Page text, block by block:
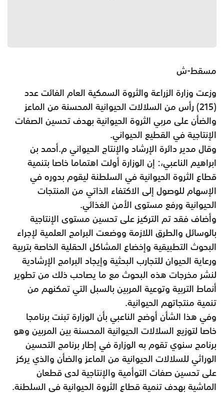
مسقط-ش
وزعت وزارة الزراعة والثروة السمكية العام الفائت عدد
(215) رأس من السلالات الحيوانية المحسنة من الماعز
والضأن على مربي الثروة الحيوانية بهدف تحسين الصفات
الإنتاجية في القطيع الحيواني.
وقال مدير دائرة الإرشاد والإنتاج الحيواني م.أحمد بن
ابراهيم الناعبي،: إن الوزارة أولت اهتماما خاصا بتنمية
قطاع الثروة الحيوانية في السلطنة ليقوم بدوره في
الإسهام للوصول إلى الاكتفاء الذاتي من المنتجات
الحيوانية ورفع مستوى الأمن الغذائي.
وأضاف فقد تم التركيز على تحسين مستوى الإنتاجية
بالوسائل والطرق اللازمة ووضعت البرامج العلمية لإجراء
البحوث التطبيقية وإخضاع المشاكل الحقلية الخاصة بتربية
ورعاية الحيوان للتجارب البحثية وإيجاد البرامج الإرشادية
لنشر مخرجات هذه البحوث مع ما يصاحب ذلك من تطوير
أنماط التربية وتوعية المربين بالسبل التي تمكنهم من
تنمية منتجاتهم الحيوانية.
وفي هذا الشأن أوضح الناعبي بأن الوزارة تبنت برنامجا
خاصا لتوزيع السلالات الحيوانية المحسنة بين المربين وهو
برنامج سنوي تقوم به الوزارة في إطار برنامج التحسين
الوراثي للسلالات الحيوانية من الماعز والضأن والذي يركز
على تحسين صفات التوأمية والإنتاجية لدى قطعان
الماشية بهدف تنمية قطاع الثروة الحيوانية في السلطنة.